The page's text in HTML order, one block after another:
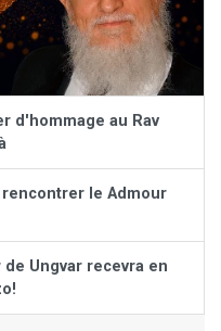
d'hommage au Rav
rencontrer le Admour
de Ungvar recevra en